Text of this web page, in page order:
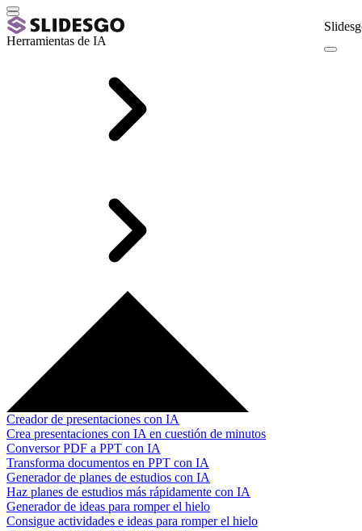
Herramientas de IA
Creador de presentaciones con IA
Crea presentaciones con IA en cuestión de minutos
Conversor PDF a PPT con IA
Transforma documentos en PPT con IA
Generador de planes de estudios con IA
Haz planes de estudios más rápidamente con IA
Generador de ideas para romper el hielo
Consigue actividades e ideas para romper el hielo